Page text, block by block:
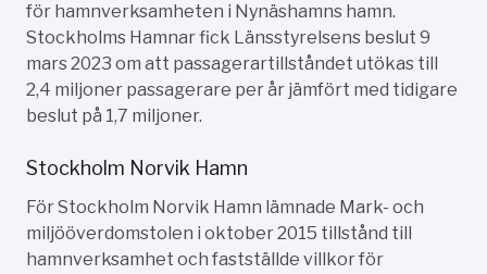
för hamnverksamheten i Nynäshamns hamn.
Stockholms Hamnar fick Länsstyrelsens beslut 9
mars 2023 om att passagerartillståndet utökas till
2,4 miljoner passagerare per år jämfört med tidigare
beslut på 1,7 miljoner.
Stockholm Norvik Hamn
För Stockholm Norvik Hamn lämnade Mark- och
miljööverdomstolen i oktober 2015 tillstånd till
hamnverksamhet och fastställde villkor för